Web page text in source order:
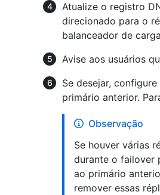
Atualize o registro
direcionado para o
balanceador de
Avise aos usuários
Se desejar,
primário anterior.
Observação
Se houver várias
durante o failover
ao primário
remover essas